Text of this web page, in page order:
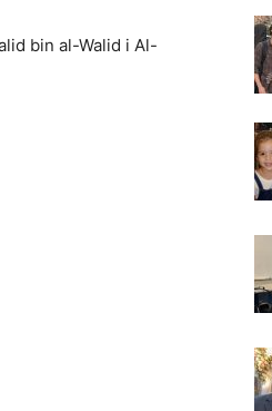
bin al-Walid i Al-